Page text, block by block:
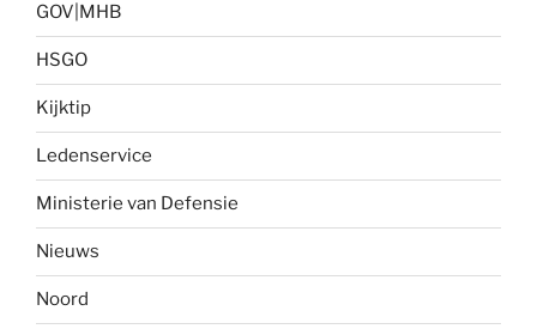
GOV|MHB
HSGO
Kijktip
Ledenservice
Ministerie van Defensie
Nieuws
Noord